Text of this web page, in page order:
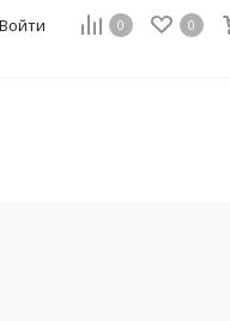
0 0
Войти